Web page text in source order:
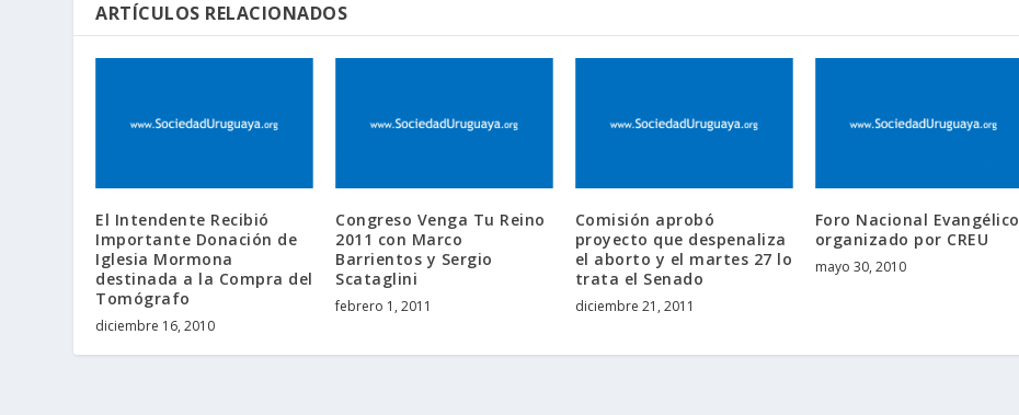
ARTÍCULOS RELACIONADOS
El Intendente Recibió
Importante Donación de
Iglesia Mormona
destinada a la Compra del
Tomógrafo
diciembre 16, 2010
Congreso Venga Tu Reino
2011 con Marco
Barrientos y Sergio
Scataglini
febrero 1, 2011
Comisión aprobó
proyecto que despenaliza
el aborto y el martes 27 lo
trata el Senado
diciembre 21, 2011
Foro Nacional Evangélico
organizado por CREU
mayo 30, 2010